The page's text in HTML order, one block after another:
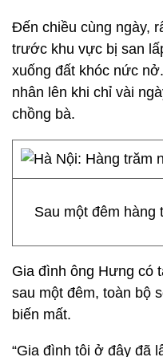
Đến chiều cùng ngày,
trước khu vực bị san
xuống đất khóc nức
nhân lên khi chỉ vài
chồng bà.
Sau một đêm hàng
Gia đình ông Hưng có
sau một đêm, toàn bộ
biến mất.
“Gia đình tôi ở đây đã